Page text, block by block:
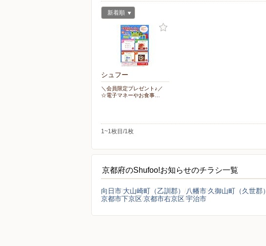
新着順
シュフー
＼会員限定プレゼント♪／
☆電子マネーやお食事…
1~1枚目/1枚
京都府のShufoo!お知らせのチラシ一覧
向日市 大山崎町（乙訓郡） 八幡市 久御山町（久世郡）
京都市下京区京都市右京区宇治市